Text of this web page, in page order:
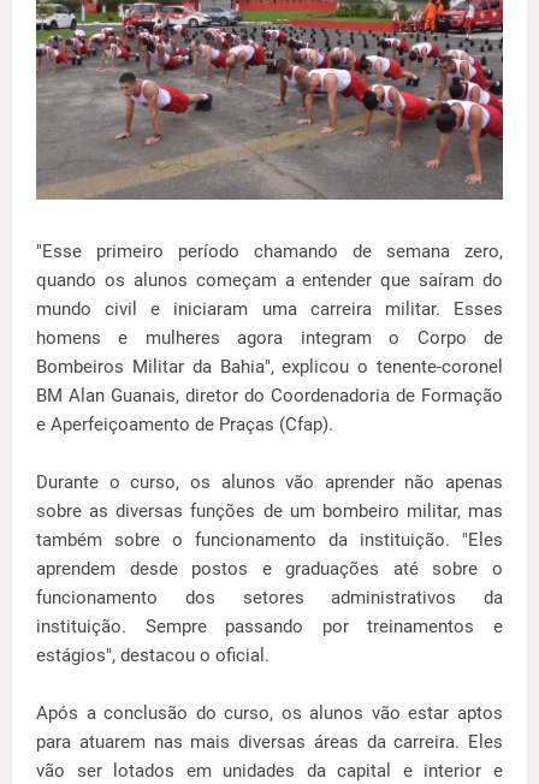
"Esse primeiro período chamando de semana zero,
quando os alunos começam a entender que saíram do
mundo civil e iniciaram uma carreira militar. Esses
homens e mulheres agora integram o Corpo de
Bombeiros Militar da Bahia", explicou o tenente-coronel
BM Alan Guanais, diretor do Coordenadoria de Formação
e Aperfeiçoamento de Praças (Cfap).
Durante o curso, os alunos vão aprender não apenas
sobre as diversas funções de um bombeiro militar, mas
também sobre o funcionamento da instituição. "Eles
aprendem desde postos e graduações até sobre o
funcionamento dos setores administrativos da
instituição. Sempre passando por treinamentos e
estágios", destacou o oficial.
Após a conclusão do curso, os alunos vão estar aptos
para atuarem nas mais diversas áreas da carreira. Eles
vão ser lotados em unidades da capital e interior e